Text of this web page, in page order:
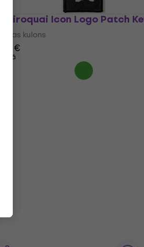
Jamiroquai Icon Logo Patch
kulons
€
Ceļā